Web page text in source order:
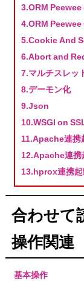
3.ORM
4.ORM Peewee
5.Cookie And
6.Abort and
7.マルチスレッ
8.デーモン化
9.Json
10.WSGI on
11.Apache連携
12.Apache連
13.hprox連携
合わせて
操作関連
基本操作